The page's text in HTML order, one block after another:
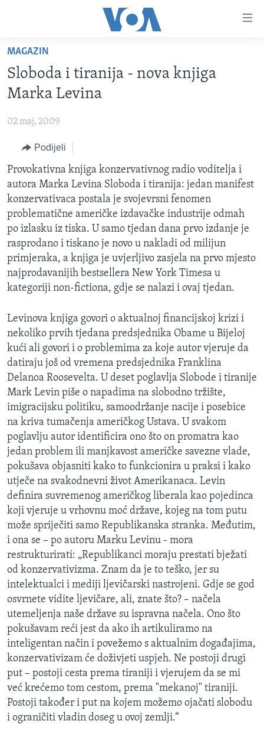
glavni
sadržaj
Pređi
na
glavnu
navigaciju
pretragu
TV PROGRAM
VIDEO
VIJESTI
SJEDINJENE AMERIČKE DRŽAVE
BOSNA I HERCEGOVINA
NAUKA I TEHNOLOGIJA
SPECIJALNI PROJEKTI
KORUPCIJA
SLOBODA MEDIJA
ŽENSKA STRANA
IZBJEGLIČKA STRANA
MAGAZIN
O GLASU AMERIKE
Learning English
PRATITE NAS
Jezici
MAGAZIN
Sloboda i tiranija - nova knjiga
Marka Levina
02 maj, 2009
Podijeli
Provokativna knjiga konzervativnog radio voditelja i
autora Marka Levina Sloboda i tiranija: jedan manifest
konzervativaca postala je svojevrsni fenomen
problematične američke izdavačke industrije odmah
po izlasku iz tiska. U samo tjedan dana prvo izdanje je
rasprodano i tiskano je novo u nakladi od milijun
primjeraka, a knjiga je uvjerljivo zasjela na prvo mjesto
najprodavanijih bestsellera New York Timesa u
kategoriji non-fictiona, gdje se nalazi i ovaj tjedan.
Levinova knjiga govori o aktualnoj financijskoj krizi i
nekoliko prvih tjedana predsjednika Obame u Bijeloj
kući ali govori i o problemima za koje autor vjeruje da
datiraju još od vremena predsjednika Franklina
Delanoa Roosevelta. U deset poglavlja Slobode i tiranije
Mark Levin piše o napadima na slobodno tržište,
imigracijsku politiku, samoodržanje nacije i posebice
na kriva tumačenja američkog Ustava. U svakom
poglavlju autor identificira ono što on promatra kao
jedan problem ili manjkavost američke savezne vlade,
pokušava objasniti kako to funkcionira u praksi i kako
utječe na svakodnevni život Amerikanaca. Levin
definira suvremenog američkog liberala kao pojedinca
koji vjeruje u vrhovnu moć države, kojeg na tom putu
može spriječiti samo Republikanska stranka. Međutim,
i ona se – po autoru Marku Levinu - mora
restrukturirati: „Republikanci moraju prestati bježati
od konzervativizma. Znam da je to teško, jer su
intelektualci i mediji ljevičarski nastrojeni. Gdje se god
osvrnete vidite ljevičare, ali, znate što? – načela
utemeljenja naše države su ispravna načela. Ono što
pokušavam reći jest da ako ih artikuliramo na
inteligentan način i povežemo s aktualnim događajima,
konzervativizam će doživjeti uspjeh. Ne postoji drugi
put – postoji cesta prema tiraniji i vjerujem da se mi
već krećemo tom cestom, prema "mekanoj" tiraniji.
Postoji također i put na kojem možemo ojačati slobodu
i ograničiti vladin doseg u ovoj zemlji.“